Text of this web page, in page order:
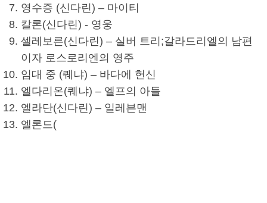
영수증 (신다린) – 마이티
칼론(신다린) - 영웅
셀레보른(신다린) – 실버 트리;갈라드리엘의 남편
이자 로스로리엔의 영주
임대 중 (퀘냐) – 바다에 헌신
엘다리온(퀘냐) – 엘프의 아들
엘라단(신다린) – 일레븐맨
엘론드(